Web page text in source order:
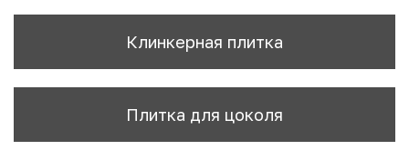
Клинкерная плитка
Плитка для цоколя